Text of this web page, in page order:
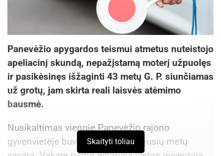
Panevėžio apygardos teismui atmetus nuteistojo
apeliacinį skundą, nepažįstamą moterį užpuolęs
ir pasikėsinęs išžaginti 43 metų G. P. siunčiamas
už grotų, jam skirta reali laisvės atėmimo
bausmė.
Nusikaltimas vienoje Panevėžio rajono
gyvenvietėje buvo įvykdytas praėjusių metų
Skaityti toliau